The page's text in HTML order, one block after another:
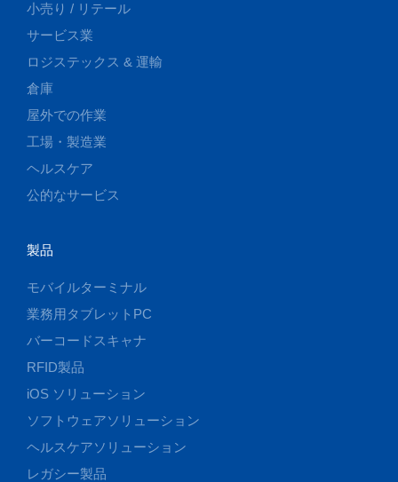
小売り / リテール
サービス業
ロジステックス & 運輸
倉庫
屋外での作業
工場・製造業
ヘルスケア
公的なサービス
製品
モバイルターミナル
業務用タブレットPC
バーコードスキャナ
RFID製品
iOS ソリューション
ソフトウェアソリューション
ヘルスケアソリューション
レガシー製品